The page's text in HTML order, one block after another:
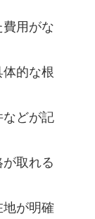
用がな
的な根
どが記
取れる
が明確